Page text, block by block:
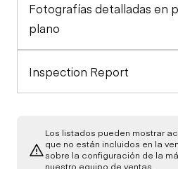
Rear Axle
Horn
Brake Control
Exterior Lights
Engine
Fuel System
Underbody
Transmission
Fotografías detalladas en
plano
Inspection Report
Los listados pueden mostrar
que no están incluidos en la
sobre la configuración de la
nuestro equipo de ventas.